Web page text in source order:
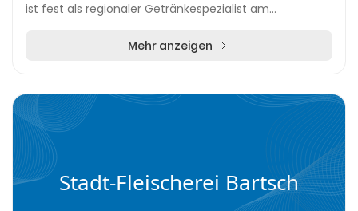
ist fest als regionaler Getränkespezialist am
Mehr anzeigen
Stadt-Fleischerei Bartsch